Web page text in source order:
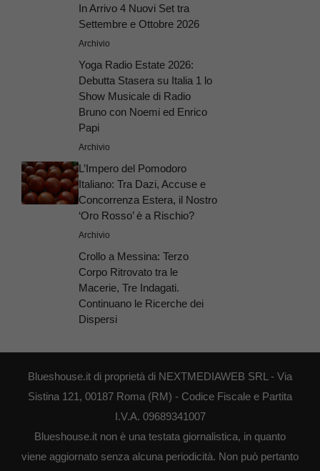
In Arrivo 4 Nuovi Set tra
Settembre e Ottobre 2026
Archivio
Yoga Radio Estate 2026:
Debutta Stasera su Italia 1 lo
Show Musicale di Radio
Bruno con Noemi ed Enrico
Papi
Archivio
L’Impero del Pomodoro
Italiano: Tra Dazi, Accuse e
Concorrenza Estera, il Nostro
‘Oro Rosso’ è a Rischio?
Archivio
Crollo a Messina: Terzo
Corpo Ritrovato tra le
Macerie, Tre Indagati.
Continuano le Ricerche dei
Dispersi
Blueshouse.it di proprietà di NEXTMEDIAWEB SRL - Via
Sistina 121, 00187 Roma (RM) - Codice Fiscale e Partita
I.V.A. 09689341007
Blueshouse.it non è una testata giornalistica, in quanto
viene aggiornato senza alcuna periodicità. Non può pertanto